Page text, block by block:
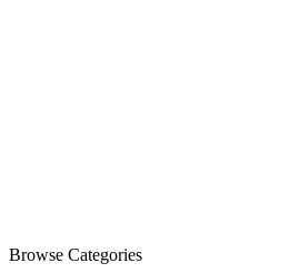
Browse Categories